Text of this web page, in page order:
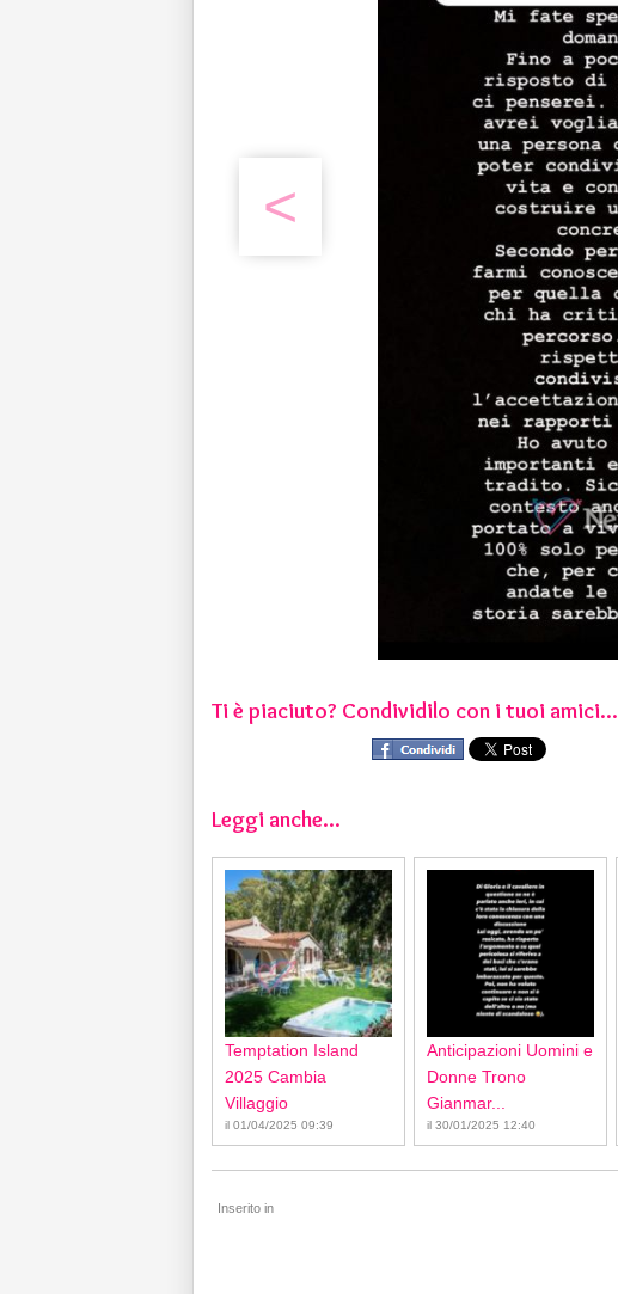
<
Ti è piaciuto? Condividilo con i tuoi amici...
Leggi anche...
Temptation Island
2025 Cambia
Villaggio
il 01/04/2025 09:39
Anticipazioni Uomini e
Donne Trono
Gianmar...
il 30/01/2025 12:40
Inserito in